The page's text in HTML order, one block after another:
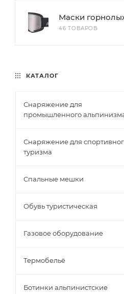
Маски
46 ТОВАРОВ
КАТАЛОГ
Снаряжение для
промышленного
Снаряжение для
туризма
Спальные мешки
Обувь туристическая
Газовое оборудование
Термобельё
Ботинки альпинистские